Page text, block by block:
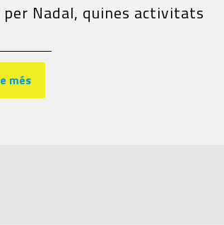
Nadal, quines activitats
més